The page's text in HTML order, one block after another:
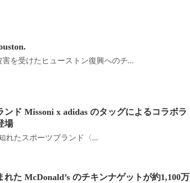
を受けたヒューストン復興へのチ...
ド Missoni x adidas のタッグによるコラボラ
場
れたスポーツブランド〈...
た McDonald’s のチキンナゲットが約1,100万